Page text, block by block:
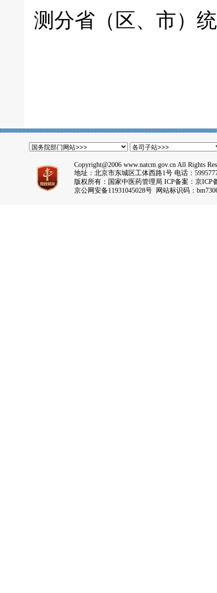
测分省（区、市）
Copyright@2006 www.natcm.gov.cn All Rights
地址：北京市东城区工体西路1号 电话：
版权所有：国家中医药管理局 ICP备案： 京ICP
京公网安备11931045028号 网站标识码：